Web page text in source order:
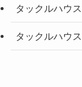
タックルハウ
タックルハウ